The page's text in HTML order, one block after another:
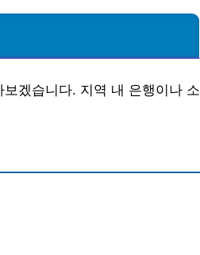
겠습니다. 지역 내 은행이나 소